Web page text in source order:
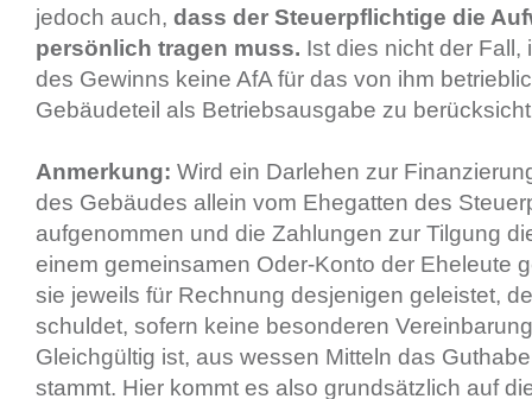
jedoch auch, dass der Steuerpflichtige die
persönlich tragen muss. Ist dies nicht der Fall,
des Gewinns keine AfA für das von ihm
Gebäudeteil als Betriebsausgabe zu
Anmerkung: Wird ein Darlehen zur
des Gebäudes allein vom Ehegatten des
aufgenommen und die Zahlungen zur Tilgung
einem gemeinsamen Oder-Konto der Eheleute
sie jeweils für Rechnung desjenigen geleistet,
schuldet, sofern keine besonderen
Gleichgültig ist, aus wessen Mitteln das
stammt. Hier kommt es also grundsätzlich auf